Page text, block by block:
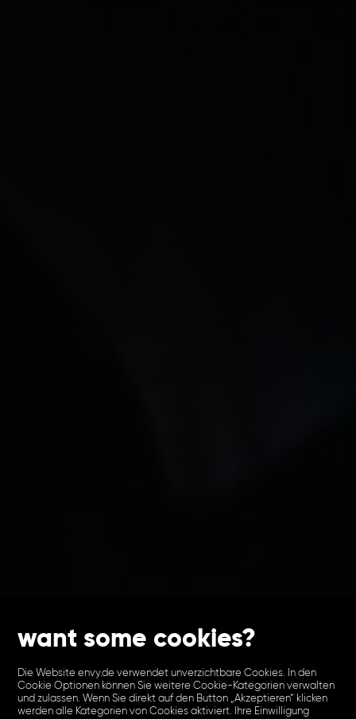
want some cookies?
Die Website envy.de verwendet unverzichtbare Cookies. In den
Cookie Optionen können Sie weitere Cookie-Kategorien verwalten
und zulassen. Wenn Sie direkt auf den Button „Akzeptieren“ klicken
werden alle Kategorien von Cookies aktiviert. Ihre Einwilligung